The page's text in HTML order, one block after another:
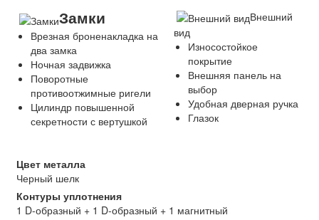
Замки
Врезная броненакладка на
два замка
Ночная задвижка
Поворотные
противоотжимные ригели
Цилиндр повышенной
секретности с вертушкой
Внешний
вид
Износостойкое
покрытие
Внешняя панель на
выбор
Удобная дверная ручка
Глазок
Цвет металла
Черный шелк
Контуры уплотнения
1 D-образный + 1 D-образный + 1 магнитный